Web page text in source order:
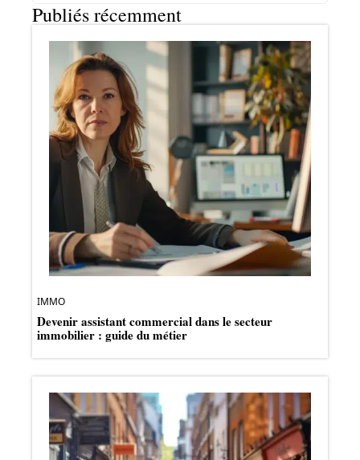
Publiés récemment
IMMO
Devenir assistant commercial dans le secteur
immobilier : guide du métier